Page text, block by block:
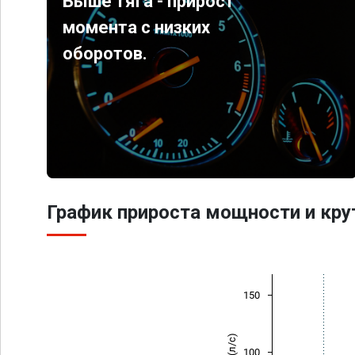
момента с низких
оборотов.
График прироста мощности и
100
150